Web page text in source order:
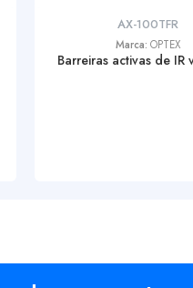
AX-100TFR
Marca: OPTEX
Barreiras activas de IR